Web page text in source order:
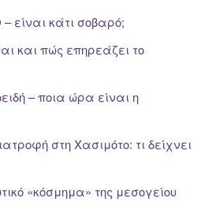
είναι κάτι σοβαρό;
και πώς επηρεάζει το
– ποια ώρα είναι η
στη Χασιμότο: τι δείχνει
«κόσμημα» της μεσογείου